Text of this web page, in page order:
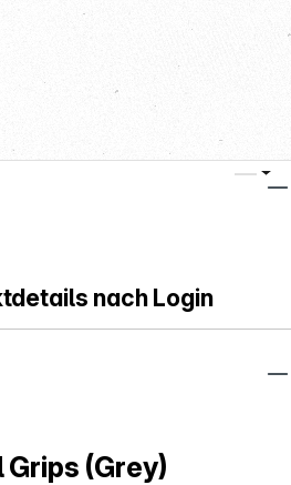
nach Login
(Grey)